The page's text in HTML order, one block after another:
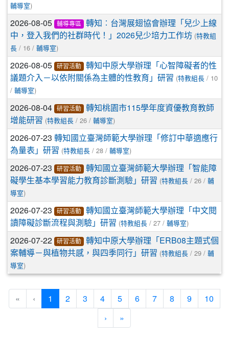
輔導室)
2026-08-05 輔導專區
轉知︰台灣展翅協會辦理「兒少上線
中，登入我們的社群時代！」2026兒少培力工作坊 (特教組
長 / 16 / 輔導室)
2026-08-05 研習活動
轉知中原大學辦理「心智障礙者的性
議題介入－以依附關係為主體的性教育」研習 (特教組長 / 10
/ 輔導室)
2026-08-04 研習活動
轉知桃園市115學年度資優教育教師
增能研習 (特教組長 / 26 / 輔導室)
2026-07-23 轉知國立臺灣師範大學辦理「修訂中華適應行
為量表」研習 (特教組長 / 28 / 輔導室)
2026-07-23 研習活動
轉知國立臺灣師範大學辦理「智能障
礙學生基本學習能力教育診斷測驗」研習 (特教組長 / 26 / 輔
導室)
2026-07-23 研習活動
轉知國立臺灣師範大學辦理「中文閱
讀障礙診斷流程與測驗」研習 (特教組長 / 27 / 輔導室)
2026-07-22 研習活動
轉知中原大學辦理「ERB08主題式個
案輔導－與植物共感，與四季同行」研習 (特教組長 / 29 / 輔
導室)
« ‹ 1 (current)
2 3 4 5 6 7 8 9 10
› »